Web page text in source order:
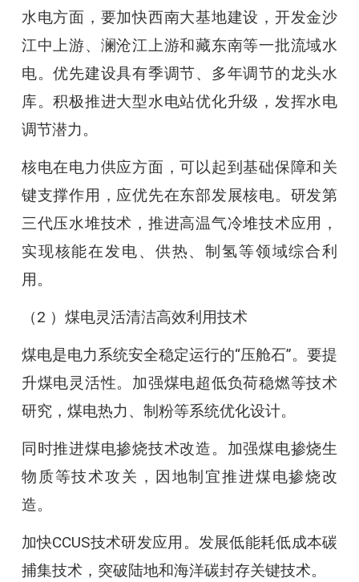
水电方面，要加快西南大基地建设，开发金沙
江中上游、澜沧江上游和藏东南等一批流域水
电。优先建设具有季调节、多年调节的龙头水
库。积极推进大型水电站优化升级，发挥水电
调节潜力。
核电在电力供应方面，可以起到基础保障和关
键支撑作用，应优先在东部发展核电。研发第
三代压水堆技术，推进高温气冷堆技术应用，
实现核能在发电、供热、制氢等领域综合利
用。
（2 ）煤电灵活清洁高效利用技术
煤电是电力系统安全稳定运行的“压舱石”。要提
升煤电灵活性。加强煤电超低负荷稳燃等技术
研究，煤电热力、制粉等系统优化设计。
同时推进煤电掺烧技术改造。加强煤电掺烧生
物质等技术攻关，因地制宜推进煤电掺烧改
造。
加快CCUS技术研发应用。发展低能耗低成本碳
捕集技术，突破陆地和海洋碳封存关键技术。